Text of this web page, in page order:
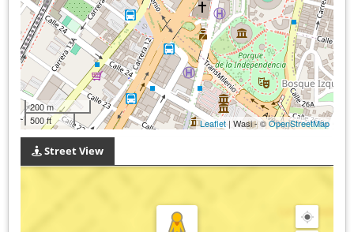
200 m
500 ft
Leaflet | Wasi - ©OpenStreetMap
Street View